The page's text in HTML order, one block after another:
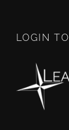
LOGIN TO